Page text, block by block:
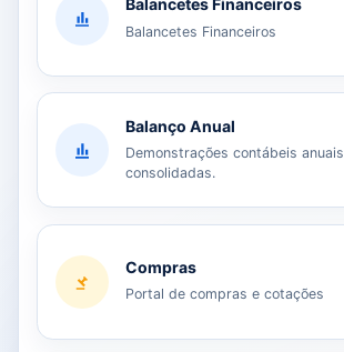
Balancetes Financeiros
Balancetes Financeiros
Balanço Anual
Demonstrações contábeis anuais
consolidadas.
Compras
Portal de compras e cotações